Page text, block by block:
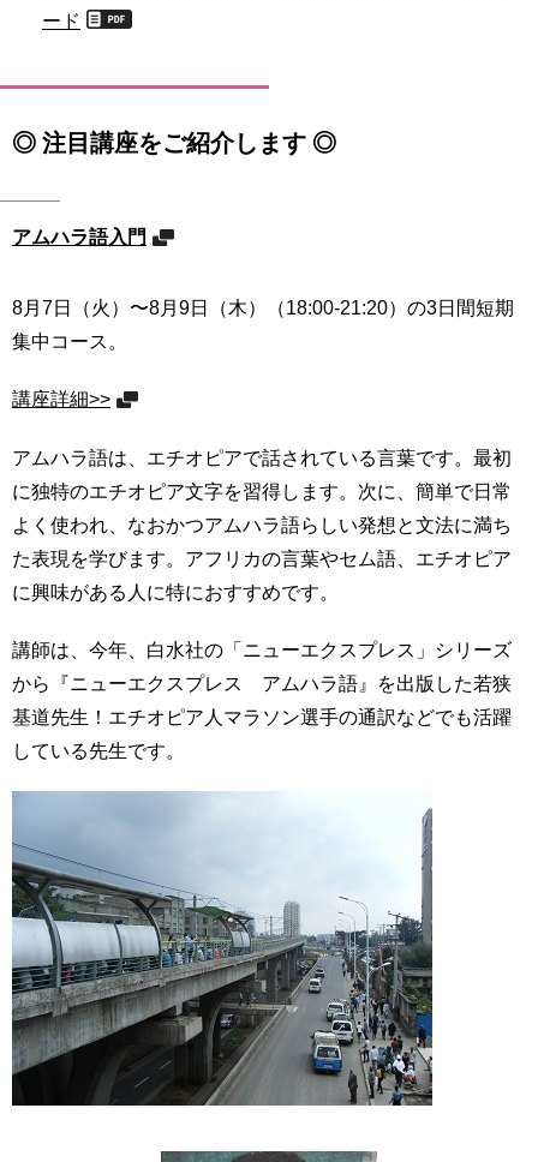
ード
◎ 注目講座をご紹介します ◎
アムハラ語入門
8月7日（火）〜8月9日（木）（18:00-21:20）の3日間短期
集中コース。
講座詳細>>
アムハラ語は、エチオピアで話されている言葉です。最初
に独特のエチオピア文字を習得します。次に、簡単で日常
よく使われ、なおかつアムハラ語らしい発想と文法に満ち
た表現を学びます。アフリカの言葉やセム語、エチオピア
に興味がある人に特におすすめです。
講師は、今年、白水社の「ニューエクスプレス」シリーズ
から『ニューエクスプレス アムハラ語』を出版した若狭
基道先生！エチオピア人マラソン選手の通訳などでも活躍
している先生です。